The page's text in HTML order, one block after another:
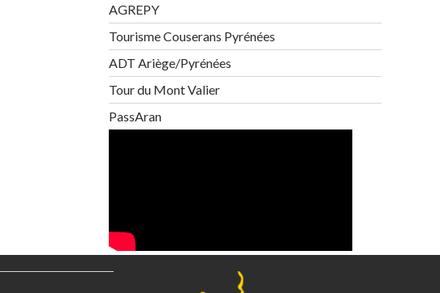
AGREPY
Tourisme Couserans Pyrénées
ADT Ariège/Pyrénées
Tour du Mont Valier
PassAran